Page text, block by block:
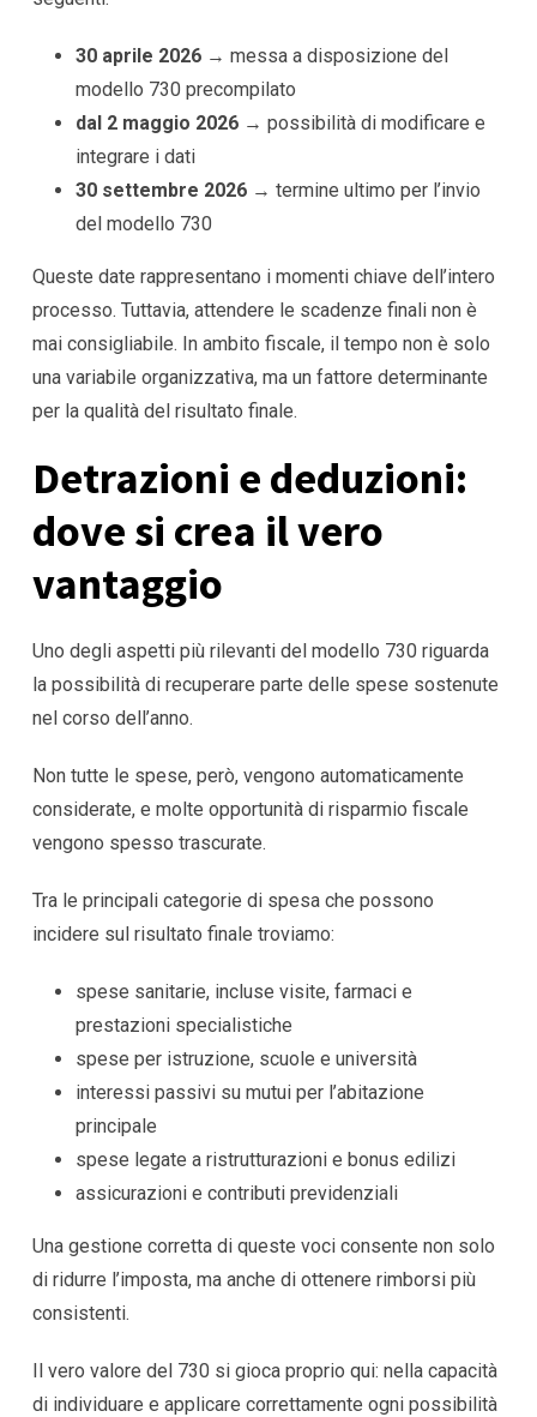
30 aprile 2026 → messa a disposizione del
modello 730 precompilato
dal 2 maggio 2026 → possibilità di modificare e
integrare i dati
30 settembre 2026 → termine ultimo per l’invio
del modello 730
Queste date rappresentano i momenti chiave dell’intero
processo. Tuttavia, attendere le scadenze finali non è
mai consigliabile. In ambito fiscale, il tempo non è solo
una variabile organizzativa, ma un fattore determinante
per la qualità del risultato finale.
Detrazioni e deduzioni:
dove si crea il vero
vantaggio
Uno degli aspetti più rilevanti del modello 730 riguarda
la possibilità di recuperare parte delle spese sostenute
nel corso dell’anno.
Non tutte le spese, però, vengono automaticamente
considerate, e molte opportunità di risparmio fiscale
vengono spesso trascurate.
Tra le principali categorie di spesa che possono
incidere sul risultato finale troviamo:
spese sanitarie, incluse visite, farmaci e
prestazioni specialistiche
spese per istruzione, scuole e università
interessi passivi su mutui per l’abitazione
principale
spese legate a ristrutturazioni e bonus edilizi
assicurazioni e contributi previdenziali
Una gestione corretta di queste voci consente non solo
di ridurre l’imposta, ma anche di ottenere rimborsi più
consistenti.
Il vero valore del 730 si gioca proprio qui: nella capacità
di individuare e applicare correttamente ogni possibilità